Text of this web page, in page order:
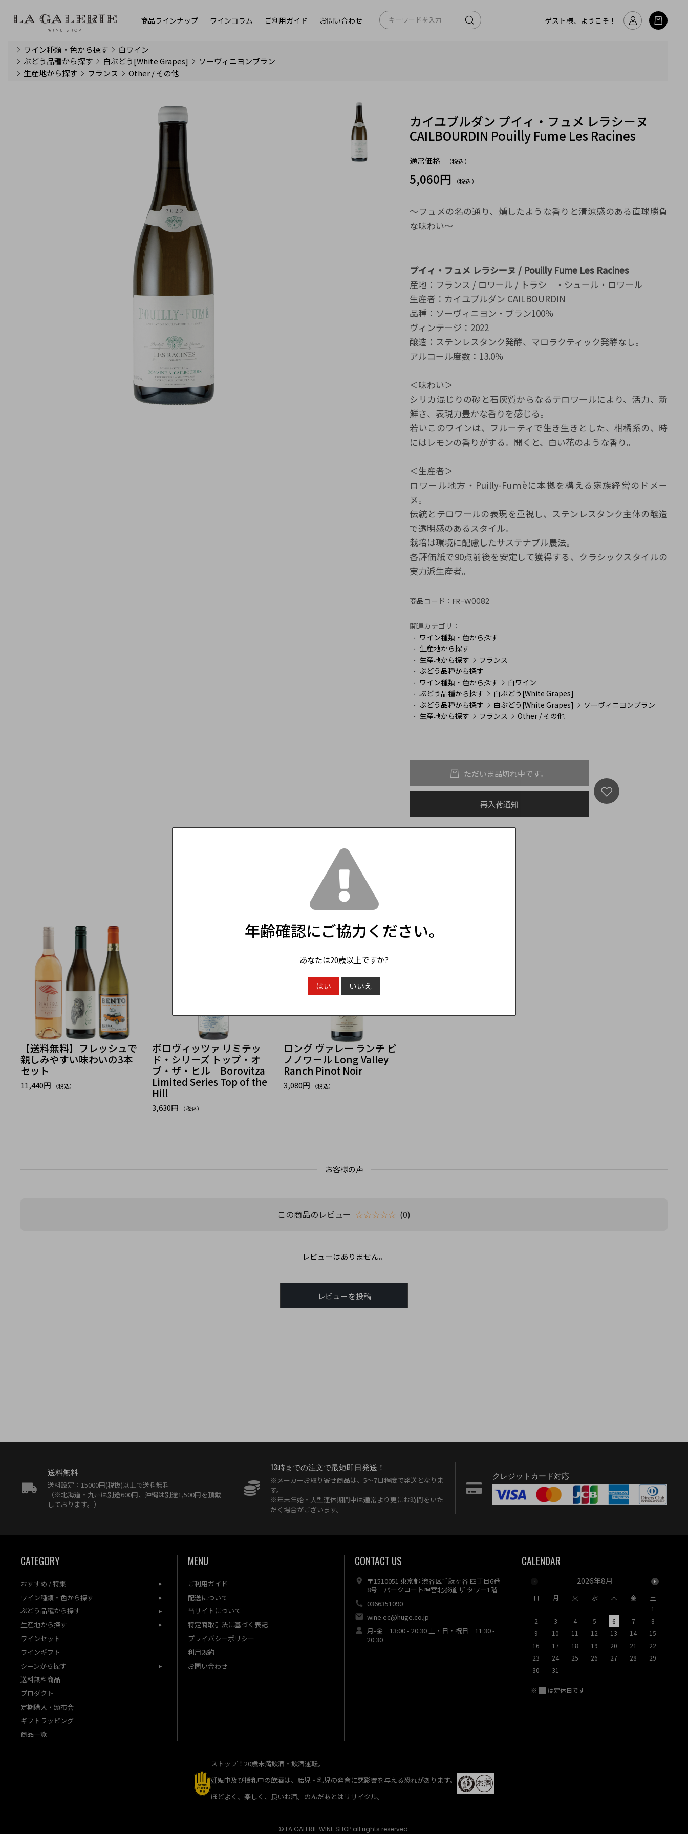
商品ラインナップ ワインコラム ご利用ガイド お問い合わせ ゲスト様、ようこそ！
ワイン種類・色から探す
白ワイン
ぶどう品種から探す
白ぶどう[White Grapes]
ソーヴィニヨンブラン
生産地から探す
フランス Other / その他
カイユブルダン プイィ・フュメ レラシーヌ
CAILBOURDIN Pouilly Fume Les Racines
通常価格 （税込）
5,060円 （税込）
〜フュメの名の通り、燻したような香りと清涼感のある直球勝負
な味わい～
プイィ・フュメ レラシーヌ / Pouilly Fume Les Racines
産地：フランス / ロワール / トラシ―・シュール・ロワール
生産者：カイユブルダン CAILBOURDIN
品種：ソーヴィニヨン・ブラン100％
ヴィンテージ：2022
醸造：ステンレスタンク発酵、マロラクティック発酵なし。
アルコール度数：13.0％
＜味わい＞
シリカ混じりの砂と石灰質からなるテロワールにより、活力、新
鮮さ、表現力豊かな香りを感じる。
若いこのワインは、フルーティで生き生きとした、柑橘系の、時
にはレモンの香りがする。開くと、白い花のような香り。
＜生産者＞
ロワール地方・Puilly-Fuｍèに本拠を構える家族経営のドメー
ヌ。
伝統とテロワールの表現を重視し、ステンレスタンク主体の醸造
で透明感のあるスタイル。
栽培は環境に配慮したサステナブル農法。
各評価紙で90点前後を安定して獲得する、クラシックスタイルの
実力派生産者。
商品コード：FR-W0082
関連カテゴリ：
ワイン種類・色から探す
生産地から探す
生産地から探す
フランス
ぶどう品種から探す
ワイン種類・色から探す
白ワイン
ぶどう品種から探す
白ぶどう[White Grapes]
ぶどう品種から探す
白ぶどう[White Grapes]
ソーヴィニヨンブラン
生産地から探す
フランス Other / その他
ただいま品切れ中です。
再入荷通知
この商品をみた人はこんな商品もみています
【送料無料】フレッシュで
親しみやすい味わいの3本
セット
11,440円 （税込）
ボロヴィッツァ リミテッ
ド・シリーズ トップ・オ
ブ・ザ・ヒル Borovitza
Limited Series Top of the
Hill
3,630円 （税込）
ロング ヴァレー ランチ ピ
ノノワール Long Valley
Ranch Pinot Noir
3,080円 （税込）
お客様の声
この商品のレビュー ☆☆☆☆☆ (0)
レビューはありません。
レビューを投稿
送料無料
送料設定：15000円(税抜)以上で送料無料
（※北海道・九州は別途600円、沖縄は別途1,500円を頂戴
しております。）
13時までの注文で最短即日発送！
※メーカーお取り寄せ商品は、5〜7日程度で発送となりま
す。
※年末年始・大型連休期間中は通常より更にお時間をいた
だく場合がございます。
クレジットカード対応
CATEGORY
おすすめ / 特集
ワイン種類・色から探す
ぶどう品種から探す
生産地から探す
ワインセット
ワインギフト
シーンから探す
送料無料商品
プロダクト
定期購入・頒布会
ギフトラッピング
商品一覧
MENU
ご利用ガイド
配送について
当サイトについて
特定商取引法に基づく表記
プライバシーポリシー
利用規約
お問い合わせ
CONTACT US
〒1510051 東京都 渋谷区千駄ヶ谷 四丁目6番
8号 パークコート神宮北参道 ザ タワー1階
0366351090
wine.ec@huge.co.jp
月-金 13:00 - 20:30 土・日・祝日 11:30 -
20:30
CALENDAR
2026年8月
日 月 火 水 木 金
土
1
2
3 4 5 6 7
8
9
10 11 12 13 14
15
16
17 18 19 20 21
22
23
24 25 26 27 28
29
30
31
※ は定休日です
ストップ！20歳未満飲酒・飲酒運転。
妊娠中及び授乳中の飲酒は、胎児・乳児の発育に悪影響を与える恐れがあります。
ほどよく、楽しく、良いお酒。のんだあとはリサイクル。
© LA GALERIE WINE SHOP all rights reserved.
年齢確認にご協力ください。
あなたは20歳以上ですか?
はい いいえ